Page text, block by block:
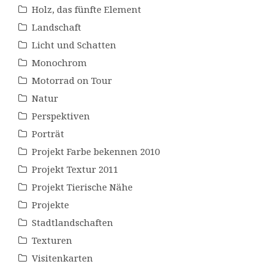
Holz, das fünfte Element
Landschaft
Licht und Schatten
Monochrom
Motorrad on Tour
Natur
Perspektiven
Porträt
Projekt Farbe bekennen 2010
Projekt Textur 2011
Projekt Tierische Nähe
Projekte
Stadtlandschaften
Texturen
Visitenkarten